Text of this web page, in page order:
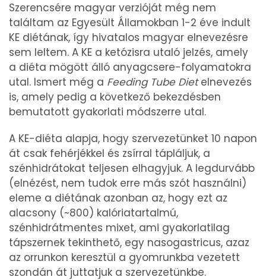
Szerencsére magyar verzióját még nem
találtam az Egyesült Államokban 1-2 éve indult
KE diétának, így hivatalos magyar elnevezésre
sem leltem. A KE a ketózisra utaló jelzés, amely
a diéta mögött álló anyagcsere-folyamatokra
utal. Ismert még a Feeding Tube Dietelnevezés
is, amely pedig a következő bekezdésben
bemutatott gyakorlati módszerre utal.
A KE-diéta alapja, hogy szervezetünket 10 napon
át csak fehérjékkel és zsírral tápláljuk, a
szénhidrátokat teljesen elhagyjuk. A legdurvább
(elnézést, nem tudok erre más szót használni)
eleme a diétának azonban az, hogy ezt az
alacsony (~800) kalóriatartalmú,
szénhidrátmentes mixet, ami gyakorlatilag
tápszernek tekinthető, egy nasogastricus, azaz
az orrunkon keresztül a gyomrunkba vezetett
szondán át juttatjuk a szervezetünkbe.